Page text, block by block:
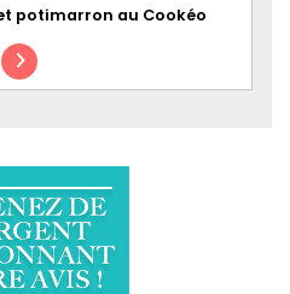
potimarron au Cookéo